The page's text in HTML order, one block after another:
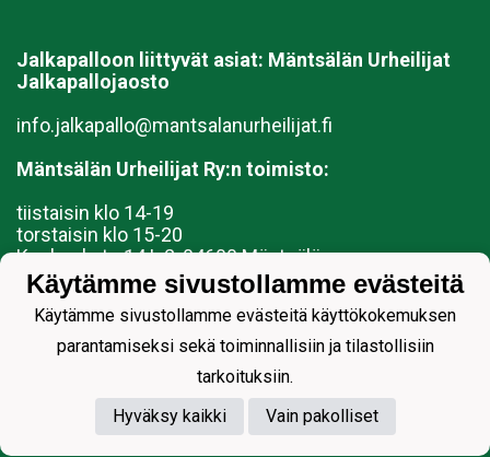
Jalkapalloon liittyvät asiat: Mäntsälän Urheilijat
Jalkapallojaosto
info.jalkapallo@mantsalanurheilijat.fi
Mäntsälän Urheilijat Ry:n toimisto:
tiistaisin klo 14-19
torstaisin klo 15-20
Keskuskatu 14 L 2, 04600 Mäntsälä
toimisto@mantsalanurheilijat.fi
040 3592219 (toimiston aukioloaikoina)
Mäntsälän Urheilijat ry (mantsalanurheilijat.fi)
Käytämme sivustollamme evästeitä
Käytämme sivustollamme evästeitä käyttökokemuksen
parantamiseksi sekä toiminnallisiin ja tilastollisiin
tarkoituksiin.
Hyväksy kaikki
Vain pakolliset